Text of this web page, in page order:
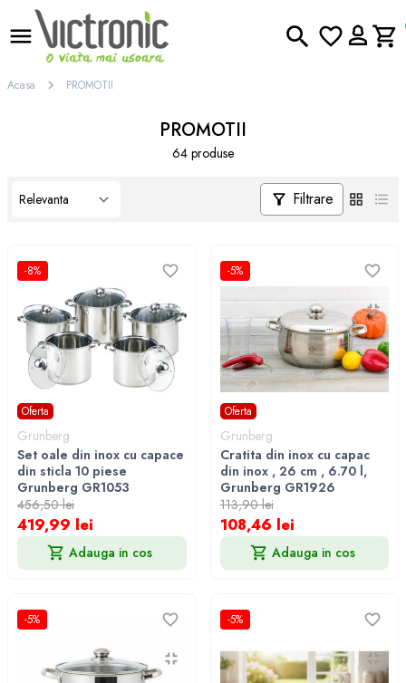
Acasa PROMOTII
PROMOTII
64 produse
Filtrare
-8%
Oferta
Grunberg
Set oale din inox cu capace
din sticla 10 piese
Grunberg GR1053
456,50 lei
419,99 lei
Adauga in cos
-5%
Oferta
Grunberg
Cratita din inox cu capac
din inox , 26 cm , 6.70 l,
Grunberg GR1926
113,90 lei
108,46 lei
Adauga in cos
-5% -5%